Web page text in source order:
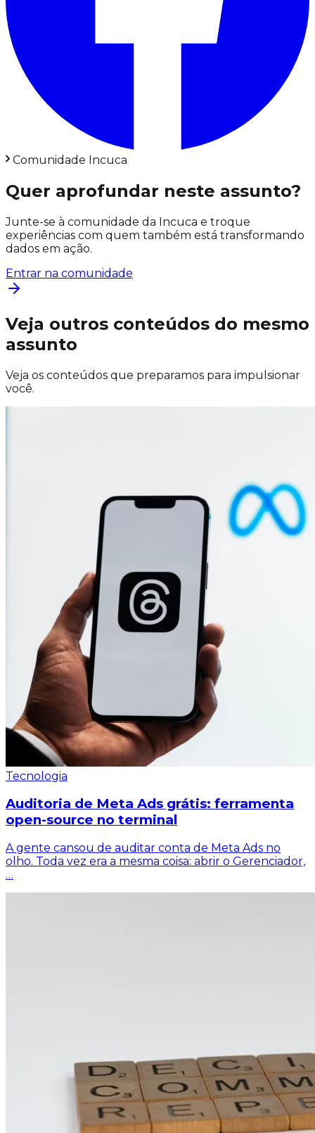
Comunidade Incuca
Quer aprofundar neste assunto?
Junte-se à comunidade da Incuca e troque
experiências com quem também está transformando
dados em ação.
Entrar na comunidade
Veja outros conteúdos do mesmo
assunto
Veja os conteúdos que preparamos para impulsionar
você.
Tecnologia
Auditoria de Meta Ads grátis: ferramenta
open-source no terminal
A gente cansou de auditar conta de Meta Ads no
olho. Toda vez era a mesma coisa: abrir o Gerenciador,
…